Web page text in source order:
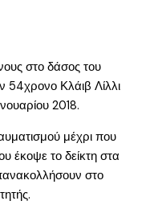
στο δάσος του
54χρονο Κλάιβ Λίλλι
2018.
μέχρι που
έκοψε το δείκτη στα
στο